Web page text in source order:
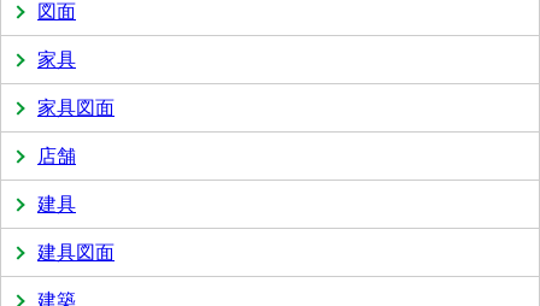
図面
家具
家具図面
店舗
建具
建具図面
建築